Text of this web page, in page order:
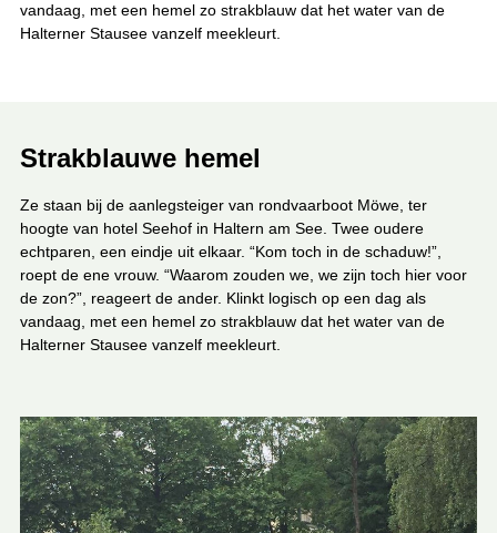
vandaag, met een hemel zo strakblauw dat het water van de
Halterner Stausee vanzelf meekleurt.
Strakblauwe hemel
Ze staan bij de aanlegsteiger van rondvaarboot Möwe, ter
hoogte van hotel Seehof in Haltern am See. Twee oudere
echtparen, een eindje uit elkaar. “Kom toch in de schaduw!”,
roept de ene vrouw. “Waarom zouden we, we zijn toch hier voor
de zon?”, reageert de ander. Klinkt logisch op een dag als
vandaag, met een hemel zo strakblauw dat het water van de
Halterner Stausee vanzelf meekleurt.